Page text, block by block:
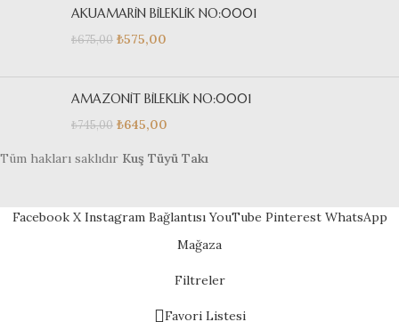
AKUAMARİN BİLEKLİK NO:0001
₺675,00 ₺575,00
AMAZONİT BİLEKLİK NO:0001
₺745,00 ₺645,00
Tüm hakları saklıdır Kuş Tüyü Takı
Facebook X Instagram Bağlantısı YouTube Pinterest WhatsApp
Mağaza
Filtreler
Favori Listesi